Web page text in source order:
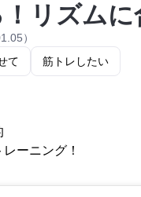
リズム
）
て 筋トレしたい
ーニング！